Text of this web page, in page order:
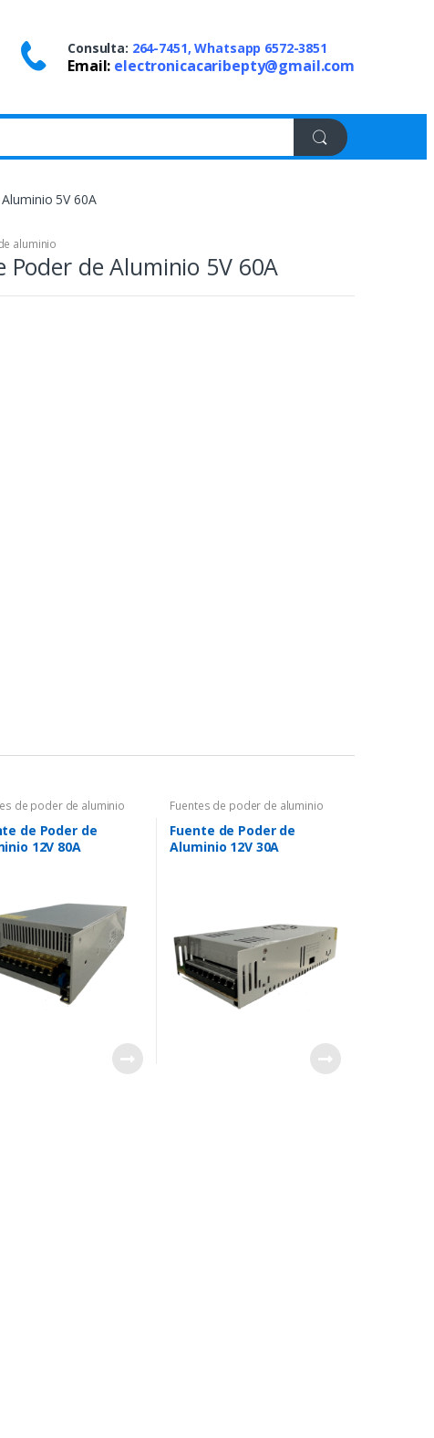
Consulta: 264-7451, Whatsapp 6572-3851
Email: electronicacaribepty@gmail.com
5V 60A
aluminio
Poder de Aluminio 5V 60A
de poder de aluminio
de Poder de
12V 80A
Fuentes de poder de aluminio
Fuente de Poder de
Aluminio 12V 30A